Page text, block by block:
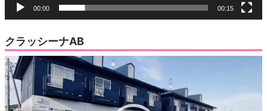
00:00 00:15
クラッシーナAB
動
画
プ
レ